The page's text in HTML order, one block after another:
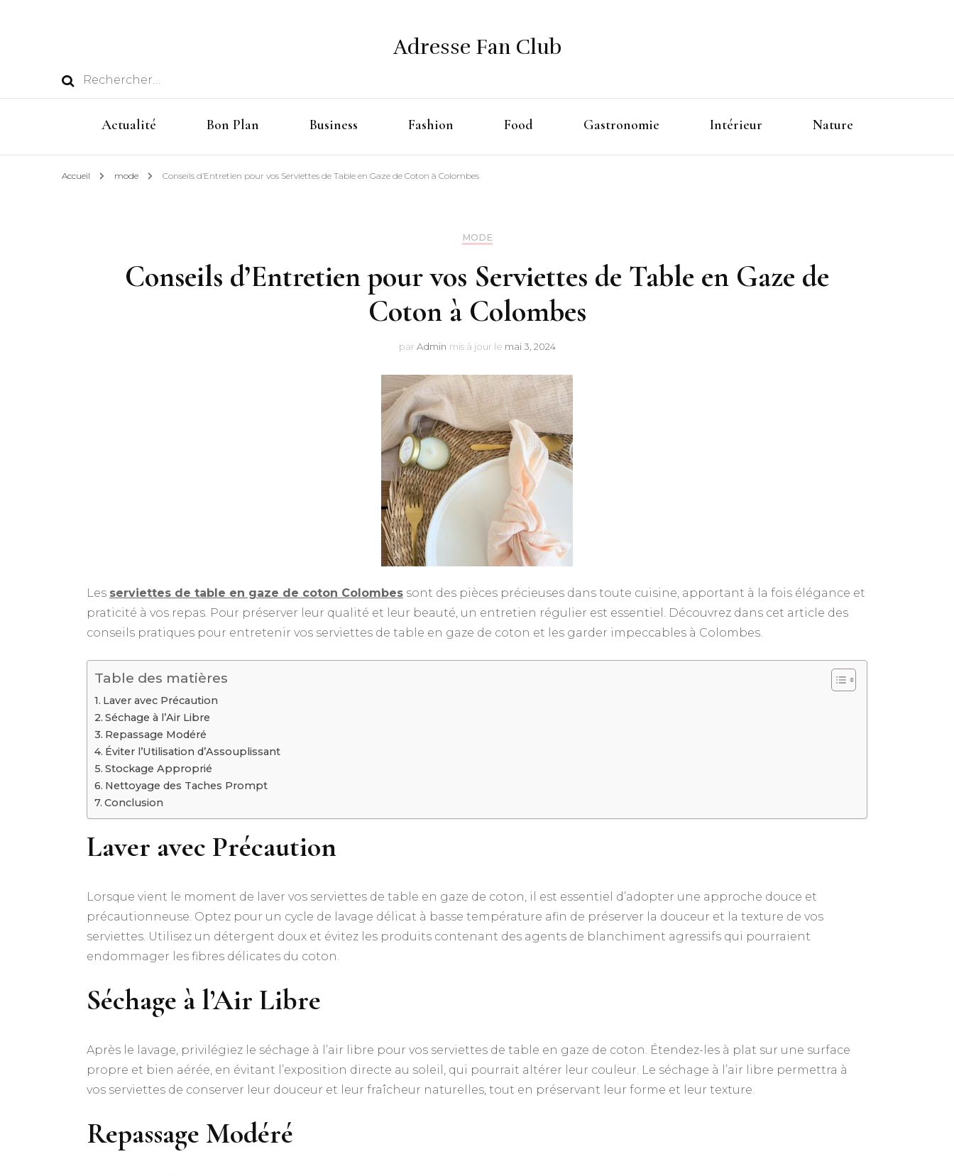
Rechercher :
Adresse Fan Club
Actualité Bon Plan Business Fashion Food Gastronomie Intérieur Nature
Accueil mode Conseils d’Entretien pour vos Serviettes de Table en Gaze de Coton à Colombes
MODE
Conseils d’Entretien pour vos Serviettes de Table en Gaze de
Coton à Colombes
par Admin mis à jour le mai 3, 2024
Les serviettes de table en gaze de coton Colombes sont des pièces précieuses dans toute cuisine, apportant à la fois élégance et
praticité à vos repas. Pour préserver leur qualité et leur beauté, un entretien régulier est essentiel. Découvrez dans cet article des
conseils pratiques pour entretenir vos serviettes de table en gaze de coton et les garder impeccables à Colombes.
Table des matières
Laver avec Précaution
Séchage à l’Air Libre
Repassage Modéré
Éviter l’Utilisation d’Assouplissant
Stockage Approprié
Nettoyage des Taches Prompt
Conclusion
Laver avec Précaution
Lorsque vient le moment de laver vos serviettes de table en gaze de coton, il est essentiel d’adopter une approche douce et
précautionneuse. Optez pour un cycle de lavage délicat à basse température afin de préserver la douceur et la texture de vos
serviettes. Utilisez un détergent doux et évitez les produits contenant des agents de blanchiment agressifs qui pourraient
endommager les fibres délicates du coton.
Séchage à l’Air Libre
Après le lavage, privilégiez le séchage à l’air libre pour vos serviettes de table en gaze de coton. Étendez-les à plat sur une surface
propre et bien aérée, en évitant l’exposition directe au soleil, qui pourrait altérer leur couleur. Le séchage à l’air libre permettra à
vos serviettes de conserver leur douceur et leur fraîcheur naturelles, tout en préservant leur forme et leur texture.
Repassage Modéré